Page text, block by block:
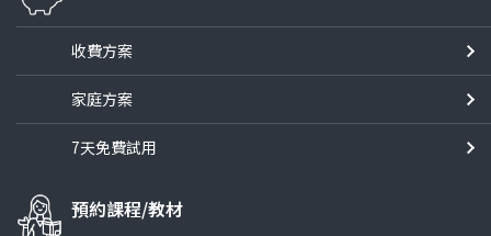
收費方案
家庭方案
7天免費試用
預約課程/教材